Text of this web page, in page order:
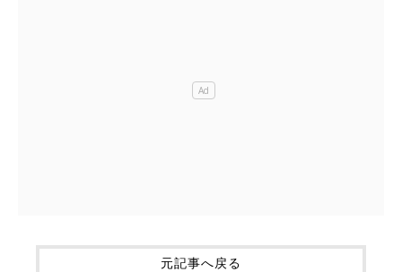
元記事へ戻る